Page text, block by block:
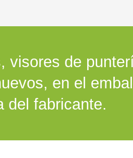
visores de
en el
del fabricante.